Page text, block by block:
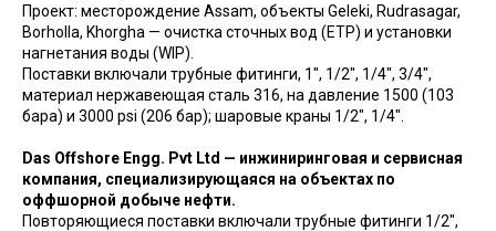
Проект: месторождение Assam, объекты Geleki, Rudrasagar,
Borholla, Khorgha — очистка сточных вод (ETP) и установки
нагнетания воды (WIP).
Поставки включали трубные фитинги, 1", 1/2", 1/4", 3/4",
материал нержавеющая сталь 316, на давление 1500 (103
бара) и 3000 psi (206 бар); шаровые краны 1/2", 1/4".
Das Offshore Engg. Pvt Ltd — инжиниринговая и сервисная
компания, специализирующаяся на объектах по
оффшорной добыче нефти.
Повторяющиеся поставки включали трубные фитинги 1/2",